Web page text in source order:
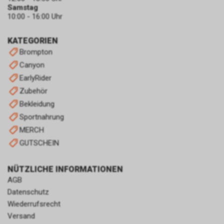
KATEGORIEN
Brompton
Canyon
EarlyRider
Zubehör
Bekleidung
Sportnahrung
MERCH
GUTSCHEIN
NÜTZLICHE INFORMATIONEN
AGB
Datenschutz
Wiederrufsrecht
Versand
Samstag
10:00 - 16:00 Uhr